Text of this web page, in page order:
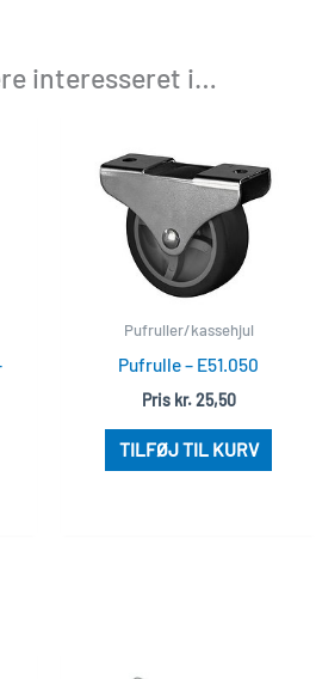
interesseret i…
Pufruller/kassehjul
Pufrulle – E51.050
Pris kr.25,50
TILFØJ TIL KURV